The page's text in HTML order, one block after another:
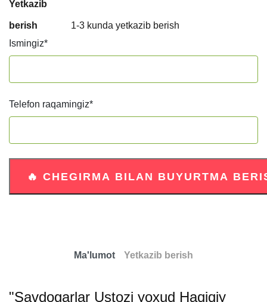
Yetkazib
berish
1-3 kunda yetkazib berish
Ismingiz*
Telefon raqamingiz*
Ma'lumot Yetkazib berish
"Savdogarlar Ustozi yoxud Haqiqiy